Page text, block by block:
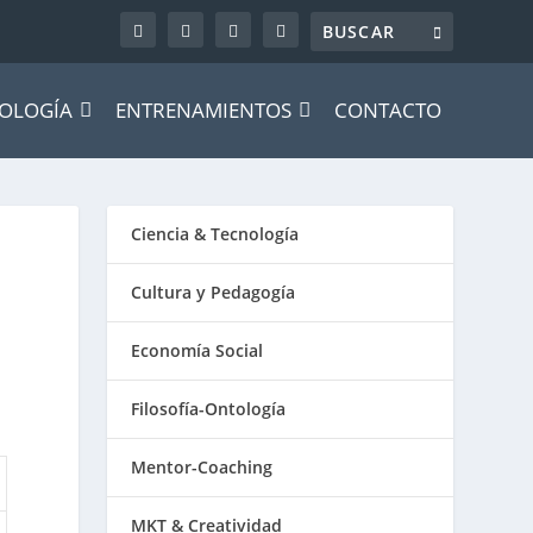
ENTRENAMIENTOS CONTACTO
Ciencia & Tecnología
Cultura y Pedagogía
Economía Social
Filosofía-Ontología
Mentor-Coaching
MKT & Creatividad